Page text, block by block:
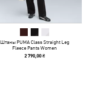
Штаны PUMA Class Straight Leg
Fleece Pants Women
2 790,00 ₴